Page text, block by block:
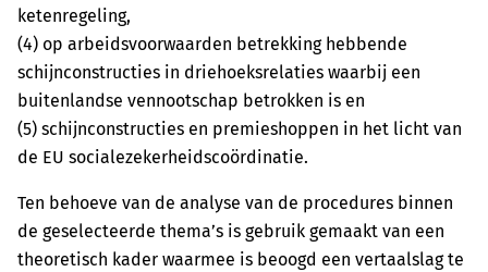
ketenregeling,
(4) op arbeidsvoorwaarden betrekking hebbende
schijnconstructies in driehoeksrelaties waarbij een
buitenlandse vennootschap betrokken is en
(5) schijnconstructies en premieshoppen in het licht van
de EU socialezekerheidscoördinatie.
Ten behoeve van de analyse van de procedures binnen
de geselecteerde thema’s is gebruik gemaakt van een
theoretisch kader waarmee is beoogd een vertaalslag te